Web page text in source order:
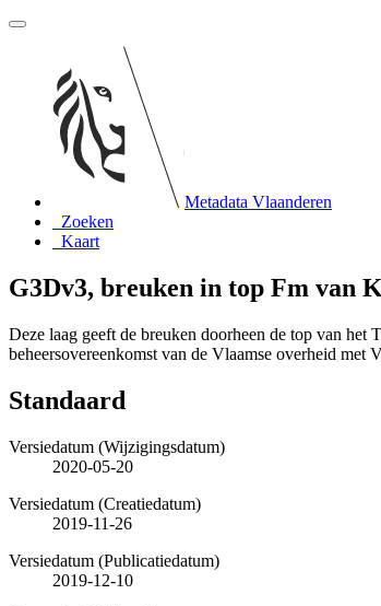
Metadata Vlaanderen
Zoeken
Kaart
G3Dv3, breuken in top Fm van
Deze laag geeft de breuken doorheen de top van
beheersovereenkomst van de Vlaamse overheid
Standaard
Versiedatum (Wijzigingsdatum)
2020-05-20
Versiedatum (Creatiedatum)
2019-11-26
Versiedatum (Publicatiedatum)
2019-12-10